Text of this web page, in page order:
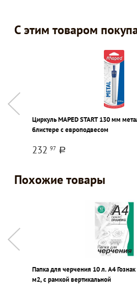
С этим товаром
Циркуль MAPED START 130 мм
блистере с европодвесом
232 97 a
Похожие товары
Папка для черчения 10 л. А4
м2, с рамкой вертикальной